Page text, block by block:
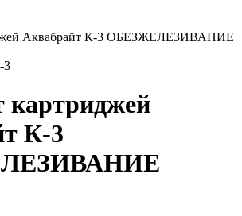
Аквабрайт К-3 ОБЕЗЖЕЛЕЗИВАНИЕ
картриджей
К-3